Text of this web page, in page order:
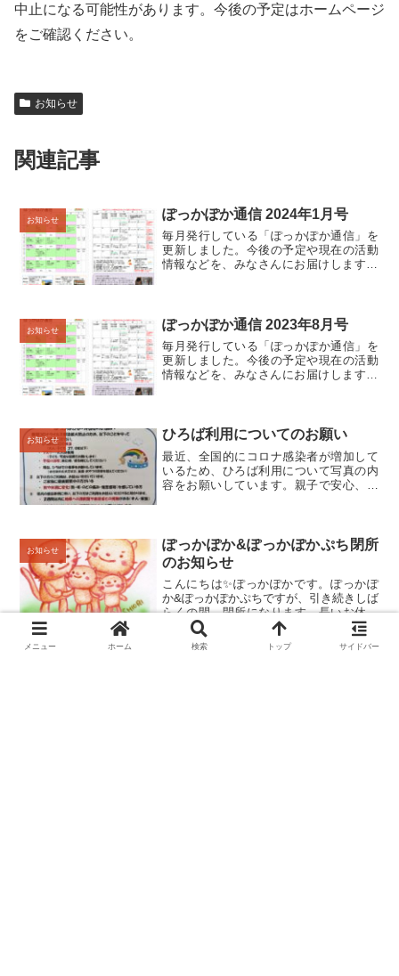
中止になる可能性があります。今後の予定はホームページ
をご確認ください。
お知らせ
関連記事
お知らせ ぽっかぽか通信 2024年1月号
毎月発行している「ぽっかぽか通信」を
更新しました。今後の予定や現在の活動
情報などを、みなさんにお届けします😊
大防止の...
お知らせ ぽっかぽか通信 2023年8月号
毎月発行している「ぽっかぽか通信」を
更新しました。今後の予定や現在の活動
情報などを、みなさんにお届けします😊
大防止の...
お知らせ ひろば利用についてのお願い
最近、全国的にコロナ感染者が増加して
いるため、ひろば利用について写真の内
容をお願いしています。親子で安心、安
お知らせ
ぽっかぽか&ぽっかぽかぷち閉所
のお知らせ
こんにちは✨ぽっかぽかです。ぽっかぽ
か&ぽっかぽかぷちですが、引き続きしば
らくの間、閉所になります。長いお休み
になっていますが、早く再開できること
を願っています。
メニュー ホーム 検索 トップ サイドバー